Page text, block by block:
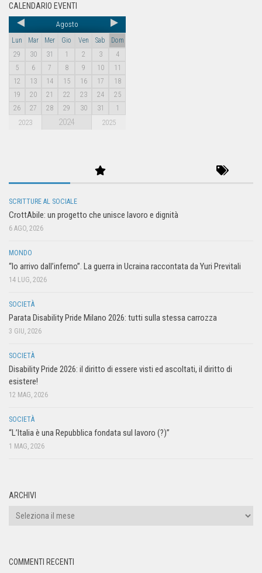
CALENDARIO EVENTI
Agosto
Lun Mar Mer Gio Ven Sab
Dom
29
30 31 1 2 3
4
5
6 7 8 9 10
11
12
13 14 15 16 17
18
19
20 21 22 23 24
25
26
27 28 29 30 31 1
2023 2024 2025
SCRITTURE AL SOCIALE
CrottAbile: un progetto che unisce lavoro e dignità
6 AGO, 2026
MONDO
“Io arrivo dall’inferno”. La guerra in Ucraina raccontata da Yuri Previtali
14 LUG, 2026
SOCIETÀ
Parata Disability Pride Milano 2026: tutti sulla stessa carrozza
3 GIU, 2026
SOCIETÀ
Disability Pride 2026: il diritto di essere visti ed ascoltati, il diritto di
esistere!
12 MAG, 2026
SOCIETÀ
“L’Italia è una Repubblica fondata sul lavoro (?)”
1 MAG, 2026
ARCHIVI
COMMENTI RECENTI